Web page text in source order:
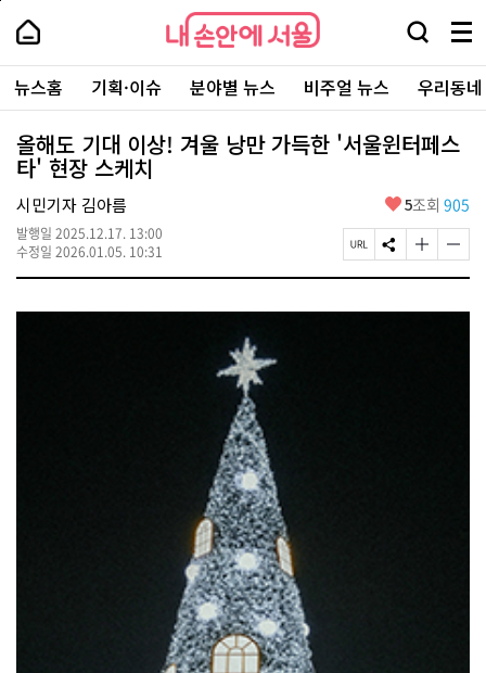
본
로
가
내
손
안
에
서
울
-
서
울
시
대
표
소
통
포
내
손
에
울
검
창
열
기
메
뉴
전
체
보
주
요
서
뉴스홈 기획·이슈 분야별 뉴스 비주얼 뉴스 우리동
올해도 기대 이상! 겨울 낭만 가득한 '서울윈터페스
타' 현장 스케치
시민기자 김아름
발행일 2025.12.17. 13:00
수정일 2026.01.05. 10:31
좋
요
5조회 905
페
이
U
S
N
공
글
자
기
글
자
기
페
상
단
로